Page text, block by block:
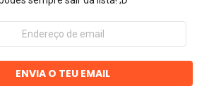
ENVIA O TEU EMAIL